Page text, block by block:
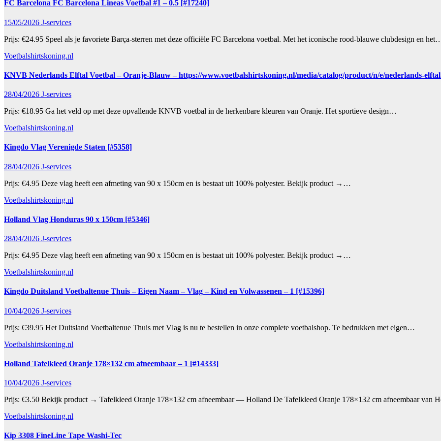
FC Barcelona FC Barcelona Lineas Voetbal #1 – 0.5 [#17240]
15/05/2026 J-services
Prijs: €24.95 Speel als je favoriete Barça-sterren met deze officiële FC Barcelona voetbal. Met het iconische rood-blauwe clubdesign en
Voetbalshirtskoning.nl
KNVB Nederlands Elftal Voetbal – Oranje-Blauw – https://www.voetbalshirtskoning.nl/media/catalog/product/n/e/nederlands-
28/04/2026 J-services
Prijs: €18.95 Ga het veld op met deze opvallende KNVB voetbal in de herkenbare kleuren van Oranje. Het sportieve design…
Voetbalshirtskoning.nl
Kingdo Vlag Verenigde Staten [#5358]
28/04/2026 J-services
Prijs: €4.95 Deze vlag heeft een afmeting van 90 x 150cm en is bestaat uit 100% polyester. Bekijk product →…
Voetbalshirtskoning.nl
Holland Vlag Honduras 90 x 150cm [#5346]
28/04/2026 J-services
Prijs: €4.95 Deze vlag heeft een afmeting van 90 x 150cm en is bestaat uit 100% polyester. Bekijk product →…
Voetbalshirtskoning.nl
Kingdo Duitsland Voetbaltenue Thuis – Eigen Naam – Vlag – Kind en Volwassenen – 1 [#15396]
10/04/2026 J-services
Prijs: €39.95 Het Duitsland Voetbaltenue Thuis met Vlag is nu te bestellen in onze complete voetbalshop. Te bedrukken met eigen…
Voetbalshirtskoning.nl
Holland Tafelkleed Oranje 178×132 cm afneembaar – 1 [#14333]
10/04/2026 J-services
Prijs: €3.50 Bekijk product → Tafelkleed Oranje 178×132 cm afneembaar — Holland De Tafelkleed Oranje 178×132 cm afneembaar van
Voetbalshirtskoning.nl
Kip 3308 FineLine Tape Washi-Tec